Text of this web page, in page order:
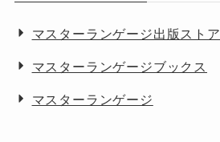
マスターランゲージ出版ストア
マスターランゲージブックス
マスターランゲージ